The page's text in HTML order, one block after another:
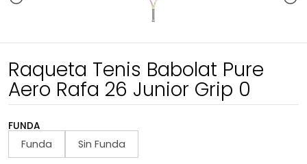
Raqueta Tenis Babolat Pure
Aero Rafa 26 Junior Grip 0
FUNDA
Funda Sin Funda